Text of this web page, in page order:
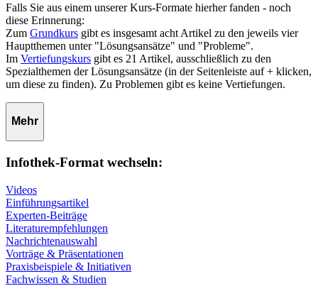
Falls Sie aus einem unserer Kurs-Formate hierher fanden - noch
diese Erinnerung:
Zum Grundkurs gibt es insgesamt acht Artikel zu den jeweils vier
Hauptthemen unter "Lösungsansätze" und "Probleme".
Im Vertiefungskurs gibt es 21 Artikel, ausschließlich zu den
Spezialthemen der Lösungsansätze (in der Seitenleiste auf + klicken,
um diese zu finden). Zu Problemen gibt es keine Vertiefungen.
Mehr
Infothek-Format wechseln:
Videos
Einführungsartikel
Experten-Beiträge
Literaturempfehlungen
Nachrichtenauswahl
Vorträge & Präsentationen
Praxisbeispiele & Initiativen
Fachwissen & Studien